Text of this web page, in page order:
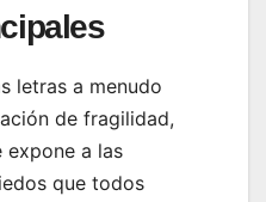
letras a menudo
de fragilidad,
a las
que todos